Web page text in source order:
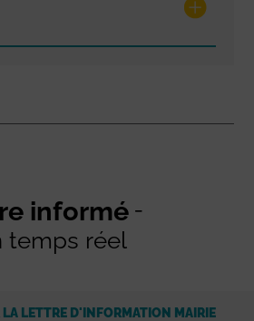
informé
temps réel
LA LETTRE D'INFORMATION MAIRIE